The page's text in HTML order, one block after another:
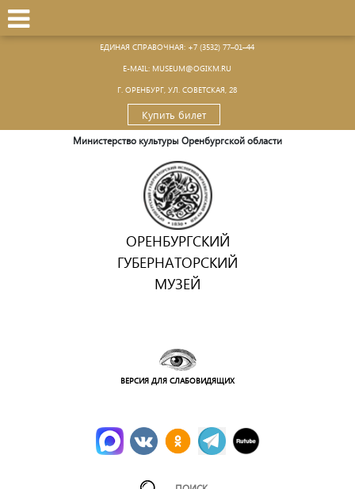
ЕДИНАЯ СПРАВОЧНАЯ: +7 (3532) 77–01–44
Е-MAIL: MUSEUM@OGIKM.RU
Г. ОРЕНБУРГ, УЛ. СОВЕТСКАЯ, 28
Купить билет
Министерство культуры Оренбургской области
ОРЕНБУРГСКИЙ
ГУБЕРНАТОРСКИЙ
МУЗЕЙ
ВЕРСИЯ ДЛЯ СЛАБОВИДЯЩИХ